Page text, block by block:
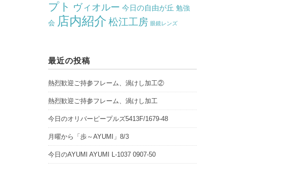
プト ヴィオルー 今日の自由が丘 勉強
会 店内紹介 松江工房 眼鏡レンズ
最近の投稿
熱烈歓迎ご持参フレーム、渦けし加工②
熱烈歓迎ご持参フレーム、渦けし加工
今日のオリバーピープルズ5413F/1679-48
月曜から「歩～AYUMI」8/3
今日のAYUMI AYUMI L-1037 0907-50